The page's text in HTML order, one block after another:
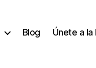
Blog Únete a la